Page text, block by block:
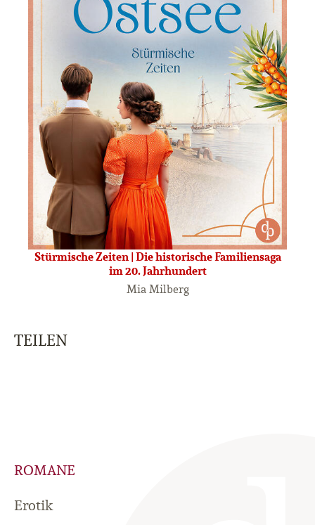
Stürmische Zeiten | Die historische Familiensaga
im 20. Jahrhundert
Mia Milberg
TEILEN
ROMANE
Erotik